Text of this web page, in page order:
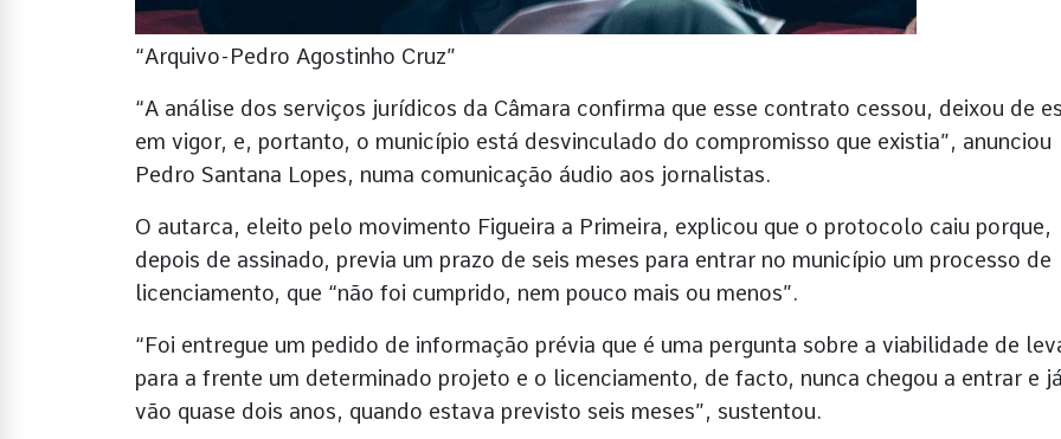
“Arquivo-Pedro Agostinho Cruz”
“A análise dos serviços jurídicos da Câmara confirma que esse contrato cessou, deixou de
em vigor, e, portanto, o município está desvinculado do compromisso que existia”, anunciou
Pedro Santana Lopes, numa comunicação áudio aos jornalistas.
O autarca, eleito pelo movimento Figueira a Primeira, explicou que o protocolo caiu porque,
depois de assinado, previa um prazo de seis meses para entrar no município um processo de
licenciamento, que “não foi cumprido, nem pouco mais ou menos”.
“Foi entregue um pedido de informação prévia que é uma pergunta sobre a viabilidade de
para a frente um determinado projeto e o licenciamento, de facto, nunca chegou a entrar e
vão quase dois anos, quando estava previsto seis meses”, sustentou.